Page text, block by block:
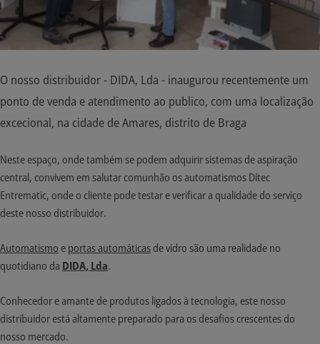
O nosso distribuidor - DIDA, Lda - inaugurou recentemente um
ponto de venda e atendimento ao publico, com uma localização
excecional, na cidade de Amares, distrito de Braga
Neste espaço, onde também se podem adquirir sistemas de aspiração
central, convivem em salutar comunhão os automatismos Dítec
Entrematic, onde o cliente pode testar e verificar a qualidade do serviço
deste nosso distribuidor.
Automatismo e portas automáticas de vidro são uma realidade no
quotidiano da DIDA, Lda.
Conhecedor e amante de produtos ligados à tecnologia, este nosso
distribuidor está altamente preparado para os desafios crescentes do
nosso mercado.